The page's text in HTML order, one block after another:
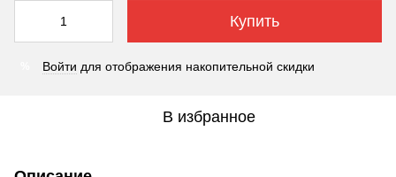
Купить
Войти для отображения накопительной скидки
В избранное